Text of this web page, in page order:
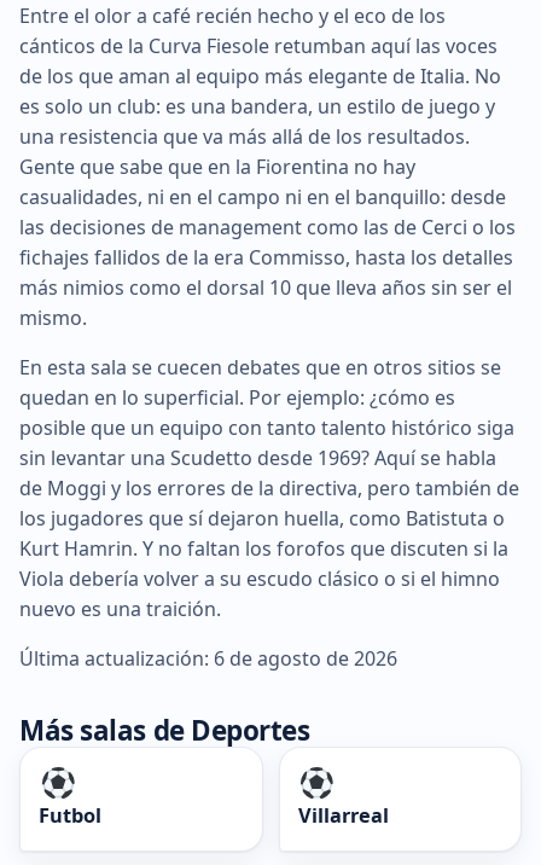
Entre el olor a café recién hecho y el eco de los
cánticos de la Curva Fiesole retumban aquí las voces
de los que aman al equipo más elegante de Italia. No
es solo un club: es una bandera, un estilo de juego y
una resistencia que va más allá de los resultados.
Gente que sabe que en la Fiorentina no hay
casualidades, ni en el campo ni en el banquillo: desde
las decisiones de management como las de Cerci o los
fichajes fallidos de la era Commisso, hasta los detalles
más nimios como el dorsal 10 que lleva años sin ser el
mismo.
En esta sala se cuecen debates que en otros sitios se
quedan en lo superficial. Por ejemplo: ¿cómo es
posible que un equipo con tanto talento histórico siga
sin levantar una Scudetto desde 1969? Aquí se habla
de Moggi y los errores de la directiva, pero también de
los jugadores que sí dejaron huella, como Batistuta o
Kurt Hamrin. Y no faltan los forofos que discuten si la
Viola debería volver a su escudo clásico o si el himno
nuevo es una traición.
Última actualización: 6 de agosto de 2026
Más salas de Deportes
Futbol Villarreal